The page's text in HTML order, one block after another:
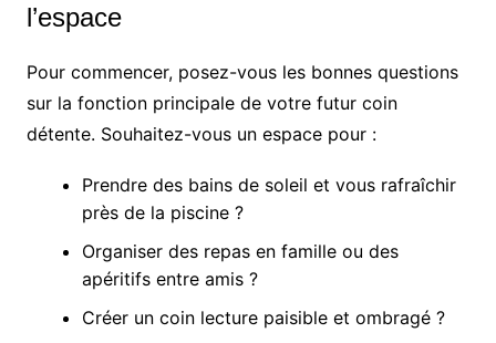
l’espace
Pour commencer, posez-vous les bonnes questions
sur la fonction principale de votre futur coin
détente. Souhaitez-vous un espace pour :
Prendre des bains de soleil et vous rafraîchir
près de la piscine ?
Organiser des repas en famille ou des
apéritifs entre amis ?
Créer un coin lecture paisible et ombragé ?